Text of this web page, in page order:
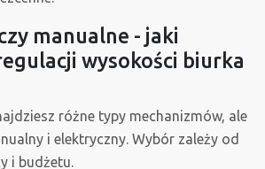
manualne - jaki
wysokości biurka
różne typy mechanizmów, ale
i elektryczny. Wybór zależy od
i budżetu.